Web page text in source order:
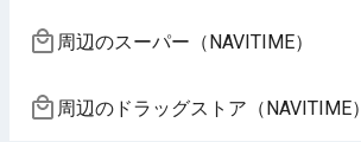
周辺のスーパー（NAVITIME）
周辺のドラッグストア（NAVITIME）